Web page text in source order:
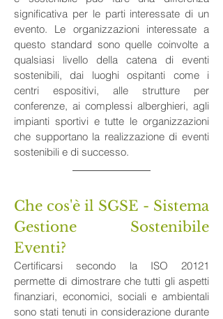
significativa per le parti interessate di un
evento. Le organizzazioni interessate a
questo standard sono quelle coinvolte a
qualsiasi livello della catena di eventi
sostenibili, dai luoghi ospitanti come i
centri espositivi, alle strutture per
conferenze, ai complessi alberghieri, agli
impianti sportivi e tutte le organizzazioni
che supportano la realizzazione di eventi
sostenibili e di successo.
Che cos'è il SGSE - Sistema
Gestione Sostenibile
Eventi?
Certificarsi secondo la ISO 20121
permette di dimostrare che tutti gli aspetti
finanziari, economici, sociali e ambientali
sono stati tenuti in considerazione durante